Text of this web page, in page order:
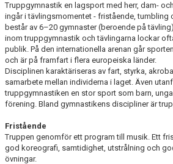
Truppgymnastik en lagsport med herr, dam-
ingår i tävlingsmomentet - fristående, tumbling
består av 6–20 gymnaster (beroende på
inom truppgymnastik och tävlingarna lockar
publik. På den internationella arenan går
och är på framfart i flera europeiska länder.
Disciplinen karaktäriseras av fart, styrka,
samarbete mellan individerna i laget. Även
truppgymnastiken en stor sport som barn,
förening. Bland gymnastikens discipliner är
Fristående
Truppen genomför ett program till musik. Ett
god koreografi, samtidighet, utstrålning och
övningar.